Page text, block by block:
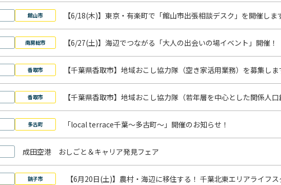
館山市 【6/18(木)】東京・有楽町で「館山市出張相談デスク」を開催しま
南房総市 【6/27(土)】海辺でつながる「大人の出会いの場イベント」開催！
香取市 【千葉県香取市】地域おこし協力隊（空き家活用業務）を募集しま
香取市 【千葉県香取市】地域おこし協力隊（若年層を中心とした関係人
多古町 「local terrace千葉～多古町～」開催のお知らせ！
成田空港 おしごと＆キャリア発見フェア
銚子市
【6月20日(土)】農村・海辺に移住する！ 千葉北東エリアライフ